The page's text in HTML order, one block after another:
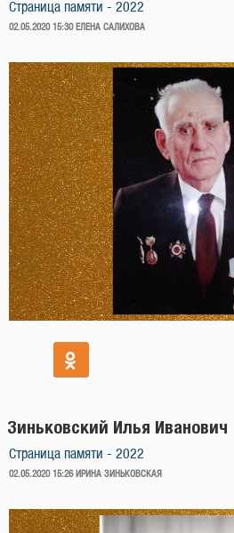
Страница памяти - 2022
ОПУБЛИКОВАНО
02.05.2020 15:30 ЕЛЕНА САЛИХОВА
Зиньковский Илья Иванович
Страница памяти - 2022
ОПУБЛИКОВАНО
02.05.2020 15:26 ИРИНА ЗИНЬКОВСКАЯ